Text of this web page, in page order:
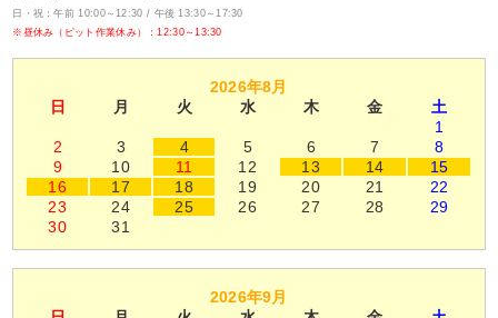
日・祝：午前 10:00～12:30 / 午後 13:30～17:30
※昼休み（ピット作業休み）：12:30～13:30
2026年8月
日
月 火 水 木 金
土
1
2
3 4 5 6 7
8
9
10 11 12 13 14
15
16
17 18 19 20 21
22
23
24 25 26 27 28
29
30
31
2026年9月